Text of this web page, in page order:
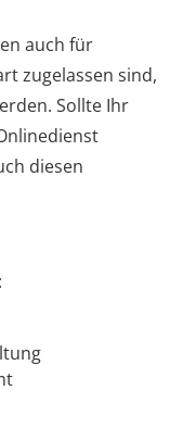
auch für
zugelassen sind,
Sollte Ihr
diesen